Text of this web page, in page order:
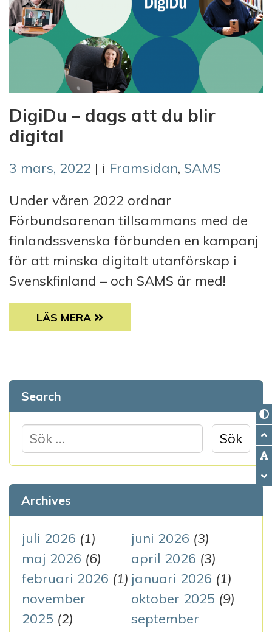
DigiDu – dags att du blir
digital
3 mars, 2022 | i Framsidan, SAMS
Under våren 2022 ordnar
Förbundsarenan tillsammans med de
finlandssvenska förbunden en kampanj
för att minska digitalt utanförskap i
Svenskfinland – och SAMS är med!
DIGIDU – DAGS ATT DU BLIR DIGITAL
LÄS MERA
Search
ö
e
f
t
e
r
:
Archives
juli 2026 (1) juni 2026 (3)
maj 2026 (6) april 2026 (3)
februari 2026 (1) januari 2026 (1)
november
2025 (2)
oktober 2025 (9)
september